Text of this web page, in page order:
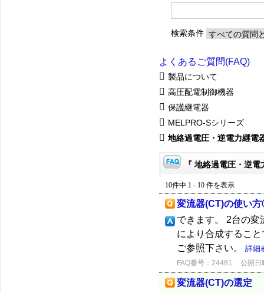
検索条件
よくあるご質問(FAQ)
製品について
高圧配電制御機器
保護継電器
MELPRO-Sシリーズ
地絡過電圧・逆電力継電
『 地絡過電圧・逆
10件中 1 - 10 件を表示
変流器(CT)の使い
できます。 2台の
により合成するこ
ご参照下さい。 詳細
FAQ番号：24481 公開日
変流器(CT)の選定